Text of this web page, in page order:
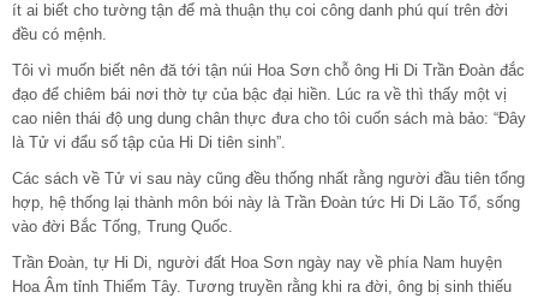
ít ai biết cho tường tận để mà thuận thụ coi công danh phú quí trên đời
đều có mệnh.
Tôi vì muốn biết nên đă tới tận núi Hoa Sơn chỗ ông Hi Di Trần Đoàn đắc
đạo để chiêm bái nơi thờ tự của bậc đại hiền. Lúc ra về thì thấy một vị
cao niên thái độ ung dung chân thực đưa cho tôi cuốn sách mà bảo: “Đây
là Tử vi đẩu số tập của Hi Di tiên sinh”.
Các sách về Tử vi sau này cũng đều thống nhất rằng người đầu tiên tổng
hợp, hệ thống lại thành môn bói này là Trần Đoàn tức Hi Di Lão Tổ, sống
vào đời Bắc Tống, Trung Quốc.
Trần Đoàn, tự Hi Di, người đất Hoa Sơn ngày nay về phía Nam huyện
Hoa Âm tỉnh Thiểm Tây. Tương truyền rằng khi ra đời, ông bị sinh thiếu